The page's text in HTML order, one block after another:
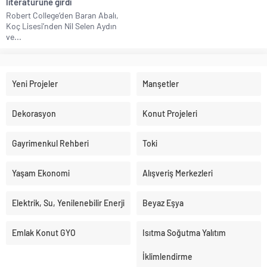
Robert College’den Baran Abalı,
Koç Lisesi’nden Nil Selen Aydın
ve...
Yeni Projeler Manşetler
Dekorasyon Konut Projeleri
Gayrimenkul Rehberi Toki
Yaşam Ekonomi Alışveriş Merkezleri
Elektrik, Su, Yenilenebilir Enerji Beyaz Eşya
Emlak Konut GYO Isıtma Soğutma Yalıtım
İklimlendirme